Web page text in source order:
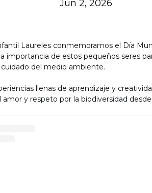
Jun 2, 2026
Laureles conmemoramos el Día
importancia de estos pequeños seres
del medio ambiente.
llenas de aprendizaje y
y respeto por la biodiversidad